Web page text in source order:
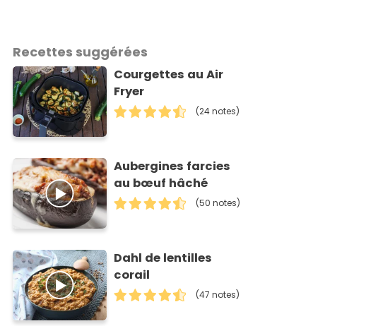
Recettes suggérées
Courgettes au Air
Fryer
(24 notes)
Aubergines farcies
au bœuf hâché
(50 notes)
Dahl de lentilles
corail
(47 notes)